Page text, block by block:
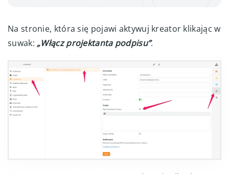
Na stronie, która się pojawi aktywuj kreator klikając w
suwak: „Włącz projektanta podpisu”.